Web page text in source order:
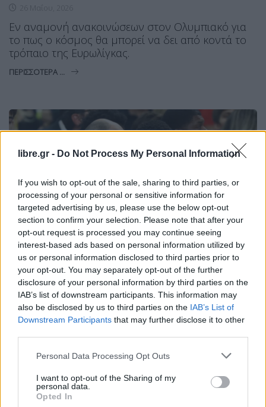
libre.gr - Do Not Process My Personal Information
If you wish to opt-out of the sale, sharing to third parties, or
processing of your personal or sensitive information for
targeted advertising by us, please use the below opt-out
section to confirm your selection. Please note that after your
opt-out request is processed you may continue seeing
interest-based ads based on personal information utilized by
us or personal information disclosed to third parties prior to
your opt-out. You may separately opt-out of the further
disclosure of your personal information by third parties on the
IAB’s list of downstream participants. This information may
also be disclosed by us to third parties on the IAB’s List of
Downstream Participants that may further disclose it to other
Personal Data Processing Opt Outs
I want to opt-out of the Sharing of my
personal data.
Opted In
Εν αναμονή ανακοινώσεων στον Ολυμπιακό για
το πως ο κόσμος θα μπορεί να δει από κοντά το
τρόπαιο της Ευρωλίγκας.
ΠΕΡΙΣΣΌΤΕΡΑ ...
SPORTS ΘΈΜΑ 4
Αντετοκούνμπο: Η Euroleague πρέπει
να φέρνει κάθε χρόνο στην Αθήνα
Η Συντακτική ομάδα του Libre